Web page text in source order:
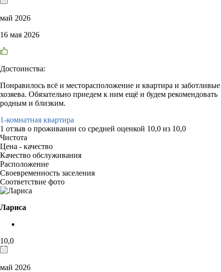
май 2026
16 мая 2026
Достоинства:
Понравилось всё и месторасположение и квартира и заботливые
хозяева. Обязательно приедем к ним ещё и будем рекомендовать
родным и близким.
1-комнатная квартира
1 отзыв о проживании со средней оценкой 10,0 из 10,0
Чистота
Цена - качество
Качество обслуживания
Расположение
Своевременность заселения
Соответствие фото
Лариса
10,0
май 2026